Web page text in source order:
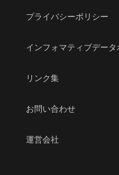
プライバシーポリシー
インフォマティブデータ
リンク集
お問い合わせ
運営会社